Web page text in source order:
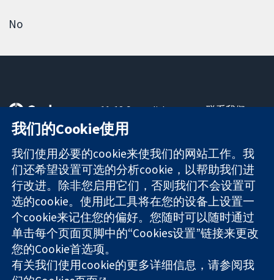
No
可信任的证据
知情决定
更完善的医疗健
康
11-13 Cavendish
Square
London
W1G 0AN
United Kingdom
联系我们
关于我们
工作机会
Cochrane
Library
The Cochrane Collaboration is a charity (no. 1045921) and a
company limited by guarantee (no. 03044323) registered in
England & Wales. VAT registration number GB 718 2127 49.
我们的Cookie使用
我们使用必要的cookie来使我们的网站工作。我
们还希望设置可选的分析cookie，以帮助我们进
行改进。除非您启用它们，否则我们不会设置可
选的cookie。使用此工具将在您的设备上设置一
个cookie来记住您的偏好。您随时可以随时通过
单击每个页面页脚中的“Cookies设置”链接来更改
您的Cookie首选项。
有关我们使用cookie的更多详细信息，请参阅我